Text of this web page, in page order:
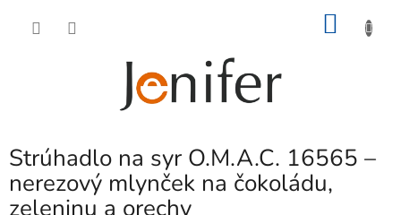
Strúhadlo na syr O.M.A.C. 16565 –
nerezový mlynček na čokoládu,
zeleninu a orechy